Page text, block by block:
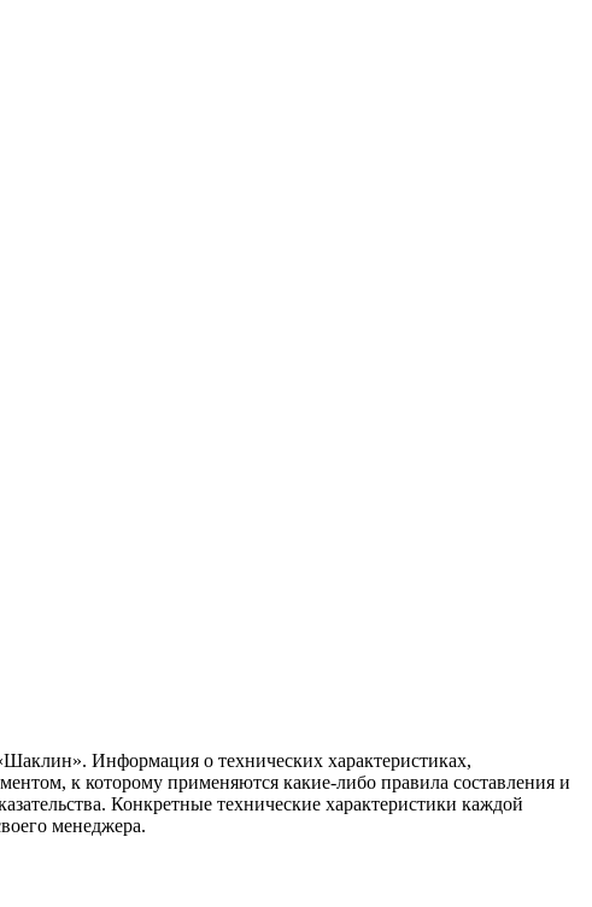
Информация о технических характеристиках,
к которому применяются какие-либо правила составления и
Конкретные технические характеристики каждой
менеджера.